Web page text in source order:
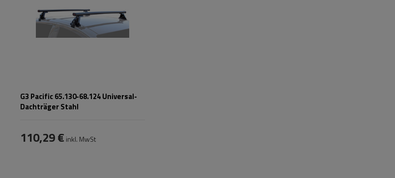
G3 Pacific 65.130-68.124 Universal-
Dachträger Stahl
110,29 € inkl. MwSt